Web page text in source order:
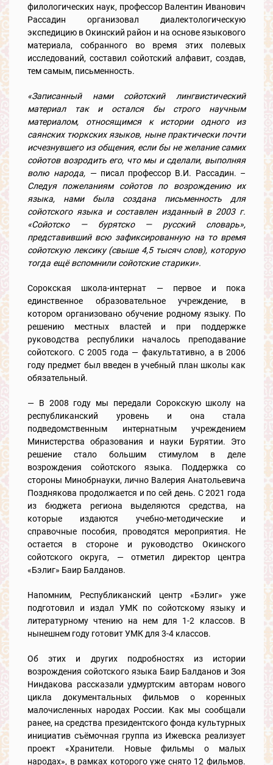
филологических наук, профессор Валентин Иванович
Рассадин организовал диалектологическую
экспедицию в Окинский район и на основе языкового
материала, собранного во время этих полевых
исследований, составил сойотский алфавит, создав,
тем самым, письменность.
«Записанный нами сойотский лингвистический
материал так и остался бы строго научным
материалом, относящимся к истории одного из
саянских тюркских языков, ныне практически почти
исчезнувшего из общения, если бы не желание самих
сойотов возродить его, что мы и сделали, выполняя
волю народа, — писал профессор В.И. Рассадин. –
Следуя пожеланиям сойотов по возрождению их
языка, нами была создана письменность для
сойотского языка и составлен изданный в 2003 г.
«Сойотско — бурятско — русский словарь»,
представивший всю зафиксированную на то время
сойотскую лексику (свыше 4,5 тысяч слов), которую
тогда ещё вспомнили сойотские старики».
Сорокская школа-интернат — первое и пока
единственное образовательное учреждение, в
котором организовано обучение родному языку. По
решению местных властей и при поддержке
руководства республики началось преподавание
сойотского. С 2005 года — факультативно, а в 2006
году предмет был введен в учебный план школы как
обязательный.
— В 2008 году мы передали Сорокскую школу на
республиканский уровень и она стала
подведомственным интернатным учреждением
Министерства образования и науки Бурятии. Это
решение стало большим стимулом в деле
возрождения сойотского языка. Поддержка со
стороны Минобрнауки, лично Валерия Анатольевича
Позднякова продолжается и по сей день. С 2021 года
из бюджета региона выделяются средства, на
которые издаются учебно-методические и
справочные пособия, проводятся мероприятия. Не
остается в стороне и руководство Окинского
сойотского округа, — отметил директор центра
«Бэлиг» Баир Балданов.
Напомним, Республиканский центр «Бэлиг» уже
подготовил и издал УМК по сойотскому языку и
литературному чтению на нем для 1-2 классов. В
нынешнем году готовит УМК для 3-4 классов.
Об этих и других подробностях из истории
возрождения сойотского языка Баир Балданов и Зоя
Ниндакова рассказали удмуртским авторам нового
цикла документальных фильмов о коренных
малочисленных народах России. Как мы сообщали
ранее, на средства президентского фонда культурных
инициатив съёмочная группа из Ижевска реализует
проект «Хранители. Новые фильмы о малых
народах», в рамках которого уже снято 12 фильмов.